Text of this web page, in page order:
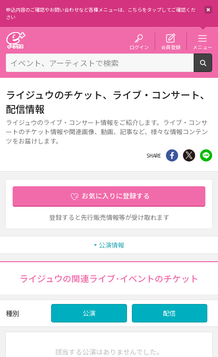
申込内容のご確認やお問い合わせなど各種メニューは、 こちらをタップしてご確認くだ
さい
ログイン 会員登録 メニュー
ライジュウのチケット、ライブ・コンサート、
配信情報
ライジュウのライブ・コンサート情報をご紹介します。ライブ・コンサ
ートのチケット情報や関連画像、動画、記事など、様々な情報コンテン
ツをお届けします。
SHARE シェア Twitter
お気に入りに登録する
登録すると先行販売情報等が受け取れます
公演情報
ライジュウの関連ライブ･イベントのチケット
種別 公演 配信
該当する公演はありませんでした。